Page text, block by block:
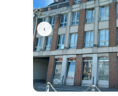
‹